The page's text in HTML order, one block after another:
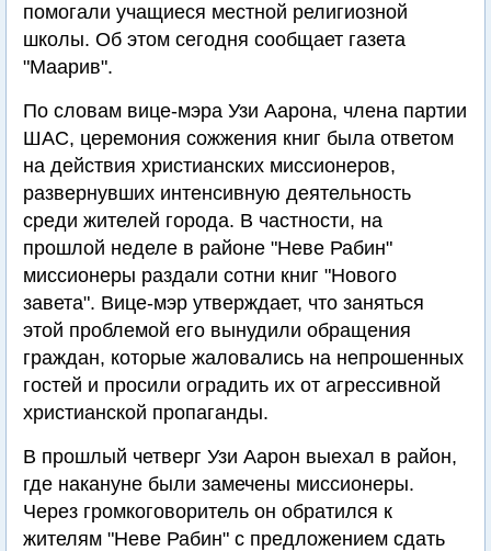
помогали учащиеся местной религиозной
школы. Об этом сегодня сообщает газета
"Маарив".
По словам вице-мэра Узи Аарона, члена партии
ШАС, церемония сожжения книг была ответом
на действия христианских миссионеров,
развернувших интенсивную деятельность
среди жителей города. В частности, на
прошлой неделе в районе "Неве Рабин"
миссионеры раздали сотни книг "Нового
завета". Вице-мэр утверждает, что заняться
этой проблемой его вынудили обращения
граждан, которые жаловались на непрошенных
гостей и просили оградить их от агрессивной
христианской пропаганды.
В прошлый четверг Узи Аарон выехал в район,
где накануне были замечены миссионеры.
Через громкоговоритель он обратился к
жителям "Неве Рабин" с предложением сдать